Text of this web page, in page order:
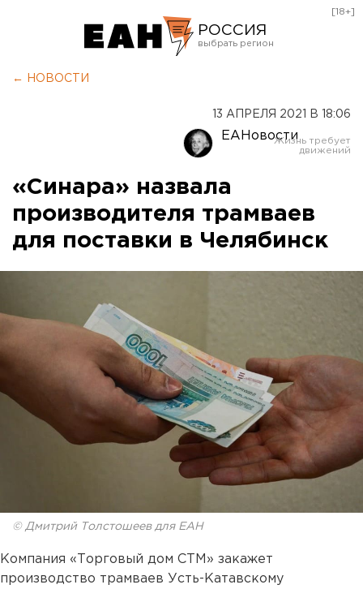
РОССИЯ
Оренбург
[18+]
← НОВОСТИ
13 АПРЕЛЯ 2021 В 18:06
ЕАНовости
«Синара» назвала
производителя трамваев
для поставки в Челябинск
© Дмитрий Толстошеев для ЕАН
Компания «Торговый дом СТМ» закажет
производство трамваев Усть-Катавскому